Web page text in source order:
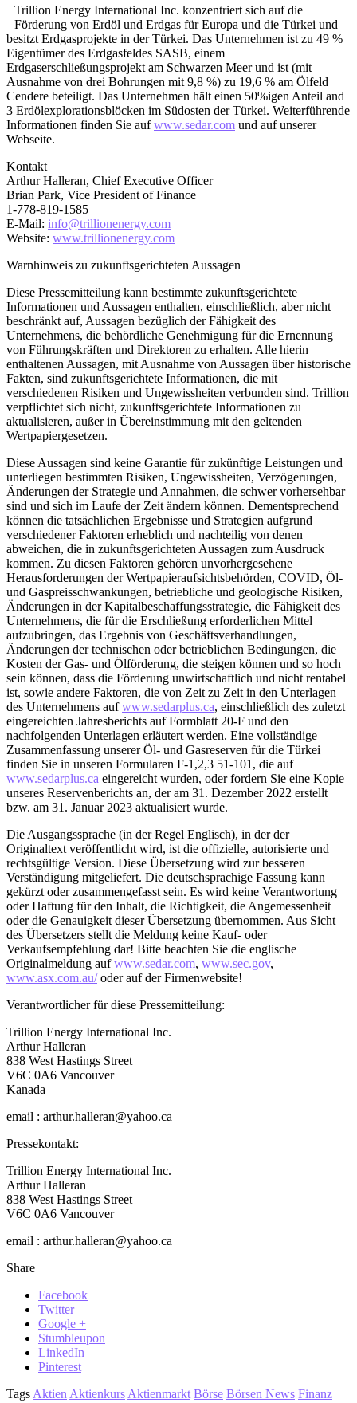
Trillion Energy International Inc. konzentriert sich auf die
Förderung von Erdöl und Erdgas für Europa und die Türkei und
besitzt Erdgasprojekte in der Türkei. Das Unternehmen ist zu 49 %
Eigentümer des Erdgasfeldes SASB, einem
Erdgaserschließungsprojekt am Schwarzen Meer und ist (mit
Ausnahme von drei Bohrungen mit 9,8 %) zu 19,6 % am Ölfeld
Cendere beteiligt. Das Unternehmen hält einen 50%igen Anteil and
3 Erdölexplorationsblöcken im Südosten der Türkei. Weiterführende
Informationen finden Sie aufwww.sedar.com und auf unserer
Webseite.
Kontakt
Arthur Halleran, Chief Executive Officer
Brian Park, Vice President of Finance
1-778-819-1585
E-Mail: info@trillionenergy.com
Website: www.trillionenergy.com
Warnhinweis zu zukunftsgerichteten Aussagen
Diese Pressemitteilung kann bestimmte zukunftsgerichtete
Informationen und Aussagen enthalten, einschließlich, aber nicht
beschränkt auf, Aussagen bezüglich der Fähigkeit des
Unternehmens, die behördliche Genehmigung für die Ernennung
von Führungskräften und Direktoren zu erhalten. Alle hierin
enthaltenen Aussagen, mit Ausnahme von Aussagen über historische
Fakten, sind zukunftsgerichtete Informationen, die mit
verschiedenen Risiken und Ungewissheiten verbunden sind. Trillion
verpflichtet sich nicht, zukunftsgerichtete Informationen zu
aktualisieren, außer in Übereinstimmung mit den geltenden
Wertpapiergesetzen.
Diese Aussagen sind keine Garantie für zukünftige Leistungen und
unterliegen bestimmten Risiken, Ungewissheiten, Verzögerungen,
Änderungen der Strategie und Annahmen, die schwer vorhersehbar
sind und sich im Laufe der Zeit ändern können. Dementsprechend
können die tatsächlichen Ergebnisse und Strategien aufgrund
verschiedener Faktoren erheblich und nachteilig von denen
abweichen, die in zukunftsgerichteten Aussagen zum Ausdruck
kommen. Zu diesen Faktoren gehören unvorhergesehene
Herausforderungen der Wertpapieraufsichtsbehörden, COVID, Öl-
und Gaspreisschwankungen, betriebliche und geologische Risiken,
Änderungen in der Kapitalbeschaffungsstrategie, die Fähigkeit des
Unternehmens, die für die Erschließung erforderlichen Mittel
aufzubringen, das Ergebnis von Geschäftsverhandlungen,
Änderungen der technischen oder betrieblichen Bedingungen, die
Kosten der Gas- und Ölförderung, die steigen können und so hoch
sein können, dass die Förderung unwirtschaftlich und nicht rentabel
ist, sowie andere Faktoren, die von Zeit zu Zeit in den Unterlagen
des Unternehmens aufwww.sedarplus.ca, einschließlich des zuletzt
eingereichten Jahresberichts auf Formblatt 20-F und den
nachfolgenden Unterlagen erläutert werden. Eine vollständige
Zusammenfassung unserer Öl- und Gasreserven für die Türkei
finden Sie in unseren Formularen F-1,2,3 51-101, die auf
www.sedarplus.ca eingereicht wurden, oder fordern Sie eine Kopie
unseres Reservenberichts an, der am 31. Dezember 2022 erstellt
bzw. am 31. Januar 2023 aktualisiert wurde.
Die Ausgangssprache (in der Regel Englisch), in der der
Originaltext veröffentlicht wird, ist die offizielle, autorisierte und
rechtsgültige Version. Diese Übersetzung wird zur besseren
Verständigung mitgeliefert. Die deutschsprachige Fassung kann
gekürzt oder zusammengefasst sein. Es wird keine Verantwortung
oder Haftung für den Inhalt, die Richtigkeit, die Angemessenheit
oder die Genauigkeit dieser Übersetzung übernommen. Aus Sicht
des Übersetzers stellt die Meldung keine Kauf- oder
Verkaufsempfehlung dar! Bitte beachten Sie die englische
Originalmeldung aufwww.sedar.com, www.sec.gov,
www.asx.com.au/oder auf der Firmenwebsite!
Verantwortlicher für diese Pressemitteilung:
Trillion Energy International Inc.
Arthur Halleran
838 West Hastings Street
V6C 0A6 Vancouver
Kanada
email : arthur.halleran@yahoo.ca
Pressekontakt:
Trillion Energy International Inc.
Arthur Halleran
838 West Hastings Street
V6C 0A6 Vancouver
email : arthur.halleran@yahoo.ca
Share
Facebook
Twitter
Google +
Stumbleupon
LinkedIn
Pinterest
Tags Aktien Aktienkurs Aktienmarkt Börse Börsen News Finanz